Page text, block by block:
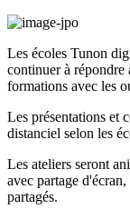
Les écoles Tunon
continuer à répondre
formations avec les
Les présentations et
distanciel selon les
Les ateliers seront
avec partage
partagés.